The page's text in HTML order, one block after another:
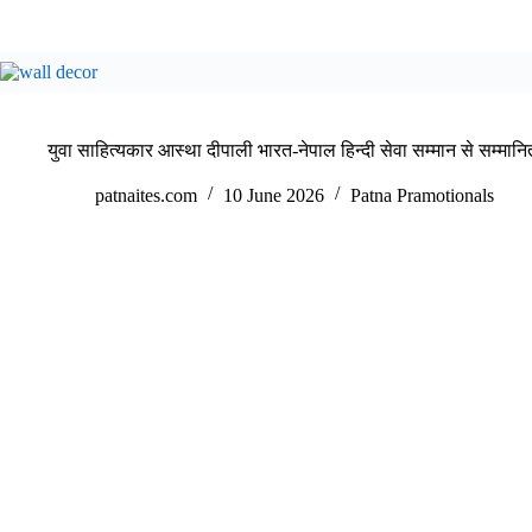
युवा साहित्यकार आस्था दीपाली भारत-नेपाल हिन्दी सेवा सम्मान से
patnaites.com 10 June 2026 Patna Pramotionals